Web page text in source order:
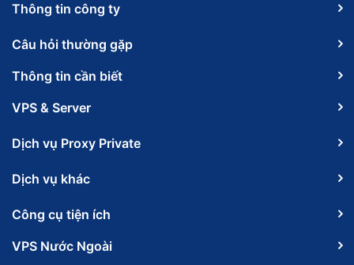
Thông tin công ty
Câu hỏi thường gặp
Thông tin cần biết
VPS & Server
Dịch vụ Proxy Private
Dịch vụ khác
Công cụ tiện ích
VPS Nước Ngoài